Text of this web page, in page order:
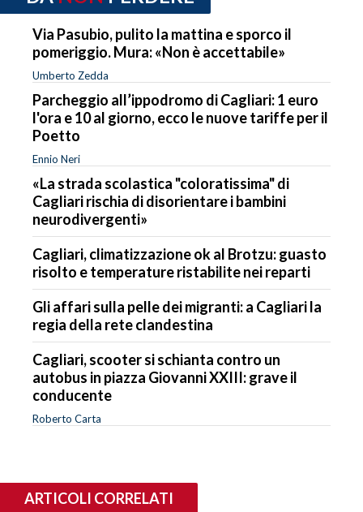
Via Pasubio, pulito la mattina e sporco il
pomeriggio. Mura: «Non è accettabile»
Umberto Zedda
Parcheggio all’ippodromo di Cagliari: 1 euro
l'ora e 10 al giorno, ecco le nuove tariffe per il
Poetto
Ennio Neri
«La strada scolastica "coloratissima" di
Cagliari rischia di disorientare i bambini
neurodivergenti»
Cagliari, climatizzazione ok al Brotzu: guasto
risolto e temperature ristabilite nei reparti
Gli affari sulla pelle dei migranti: a Cagliari la
regia della rete clandestina
Cagliari, scooter si schianta contro un
autobus in piazza Giovanni XXIII: grave il
conducente
Roberto Carta
ARTICOLI CORRELATI